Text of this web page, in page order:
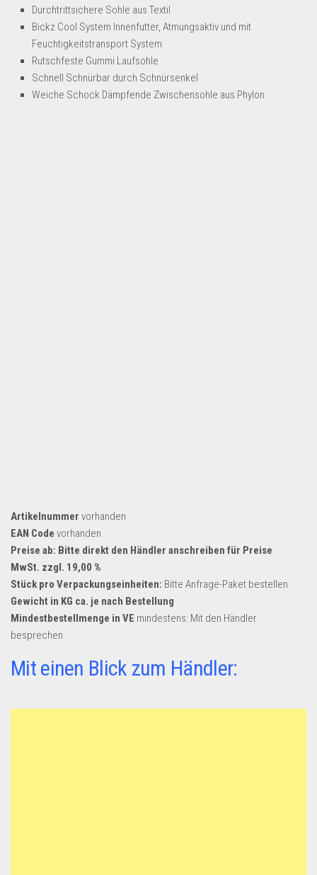
Durchtrittsichere Sohle aus Textil
Bickz Cool System Innenfutter, Atmungsaktiv und mit
Feuchtigkeitstransport System
Rutschfeste Gummi Laufsohle
Schnell Schnürbar durch Schnürsenkel
Weiche Schock Dämpfende Zwischensohle aus Phylon
Artikelnummer vorhanden
EAN Code vorhanden
Preise ab: Bitte direkt den Händler anschreiben für Preise
MwSt. zzgl. 19,00 %
Stück pro Verpackungseinheiten: Bitte Anfrage-Paket bestellen
Gewicht in KG ca. je nach Bestellung
Mindestbestellmenge in VE mindestens: Mit den Händler
besprechen
Mit einen Blick zum Händler: